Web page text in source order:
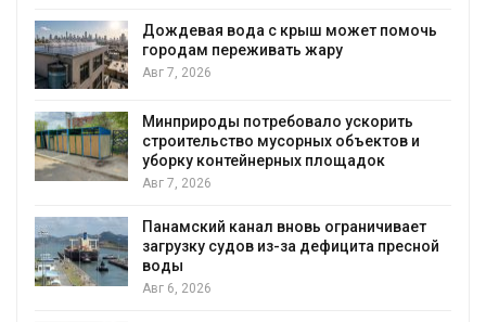
Дождевая вода с крыш может помочь
городам переживать жару
Авг 7, 2026
Минприроды потребовало ускорить
строительство мусорных объектов и
уборку контейнерных площадок
Авг 7, 2026
Панамский канал вновь ограничивает
загрузку судов из-за дефицита пресной
воды
Авг 6, 2026